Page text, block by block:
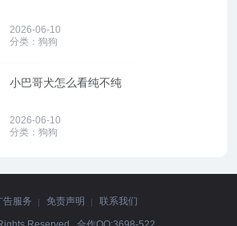
2026-06-10
分类： 狗狗
小巴哥犬怎么看纯不纯
2026-06-10
分类： 狗狗
告服务 免责声明 联系我们